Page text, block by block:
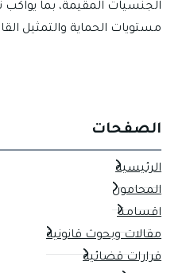
الجنسيات المقيمة، بما يواكب
مستويات الحماية والتمثيل
الصفحات
الرئيسية
المحامون
اقسامنا
مقالات وبحوث قانونية
قرارات قضائية